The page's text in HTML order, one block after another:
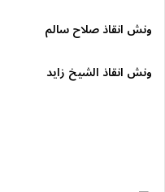
📞 رقم ونش الطريق الدائري 24 ساعة: 01050053007
ونش انقاذ صلاح سالم
ونش انقاذ الشيخ زايد